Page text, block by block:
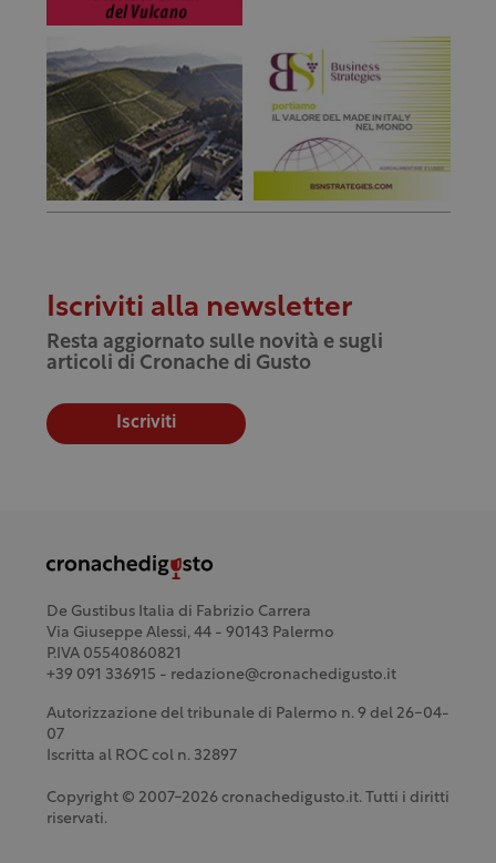
Iscriviti alla newsletter
Resta aggiornato sulle novità e sugli
articoli di Cronache di Gusto
Iscriviti
De Gustibus Italia di Fabrizio Carrera
Via Giuseppe Alessi, 44 - 90143 Palermo
P.IVA 05540860821
+39 091 336915 - redazione@cronachedigusto.it
Autorizzazione del tribunale di Palermo n. 9 del 26-04-
07
Iscritta al ROC col n. 32897
Copyright © 2007-2026 cronachedigusto.it. Tutti i diritti
riservati.